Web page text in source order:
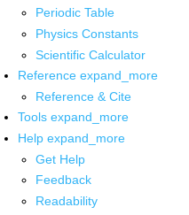
Periodic Table
Physics Constants
Scientific Calculator
Reference expand_more
Reference & Cite
Tools expand_more
Help expand_more
Get Help
Feedback
Readability